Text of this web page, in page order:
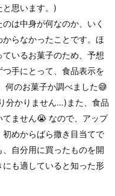
と思います。)
は中身が何なのか、いく
らなかったことです。ほ
ているお菓子のため、予想
つ手にとって、食品表示を
何のお菓子か調べました😅
分かりません…)また、食品
てません😭 なので、アップ
初めからばら撒き目当てで
自分用に買ったものを開
にも適していると知った形